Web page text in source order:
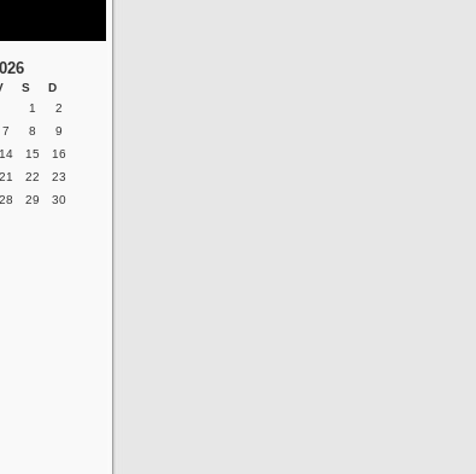
S
D
1
2
7 8
9
14 15
16
21 22
23
28 29
30